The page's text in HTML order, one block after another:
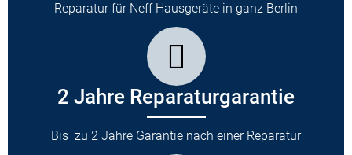
Reparatur für Neff Hausgeräte in ganz Berlin
2 Jahre Reparaturgarantie
Bis zu 2 Jahre Garantie nach einer Reparatur